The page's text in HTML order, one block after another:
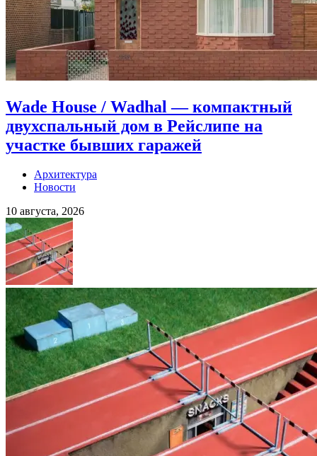
Wade House / Wadhal — компактный
двухспальный дом в Рейслипе на
участке бывших гаражей
Архитектура
Новости
10 августа, 2026